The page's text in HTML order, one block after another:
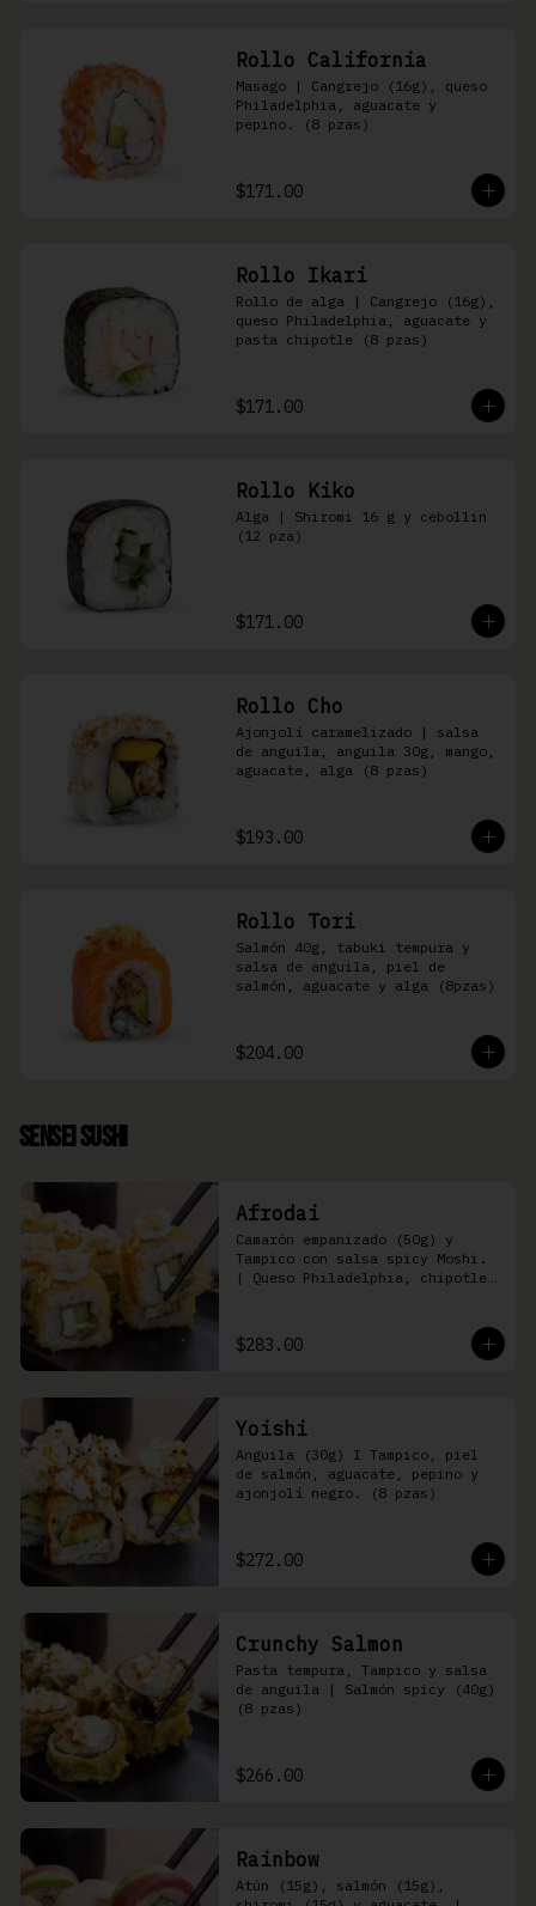
Rollo California
Masago | Cangrejo (16g), queso
Philadelphia, aguacate y
pepino. (8 pzas)
$171.00
Rollo Ikari
Rollo de alga | Cangrejo (16g),
queso Philadelphia, aguacate y
pasta chipotle (8 pzas)
$171.00
Rollo Kiko
Alga | Shiromi 16 g y cebollin
(12 pza)
$171.00
Rollo Cho
Ajonjolí caramelizado | salsa
de anguila, anguila 30g, mango,
aguacate, alga (8 pzas)
$193.00
Rollo Tori
Salmón 40g, tabuki tempura y
salsa de anguila, piel de
salmón, aguacate y alga (8pzas)
$204.00
Sensei Sushi
Afrodai
Camarón empanizado (50g) y
Tampico con salsa spicy Moshi.
| Queso Philadelphia, chipotle,
$283.00
Yoishi
Anguila (30g) I Tampico, piel
de salmón, aguacate, pepino y
ajonjolí negro. (8 pzas)
$272.00
Crunchy Salmon
Pasta tempura, Tampico y salsa
de anguila | Salmón spicy (40g)
(8 pzas)
$266.00
Rainbow
Atún (15g), salmón (15g),